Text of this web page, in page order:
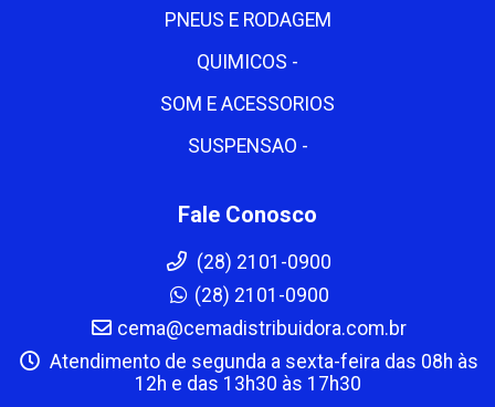
PNEUS E RODAGEM
QUIMICOS -
SOM E ACESSORIOS
SUSPENSAO -
Fale Conosco
(28) 2101-0900
(28) 2101-0900
cema@cemadistribuidora.com.br
Atendimento de segunda a sexta-feira das 08h às
12h e das 13h30 às 17h30